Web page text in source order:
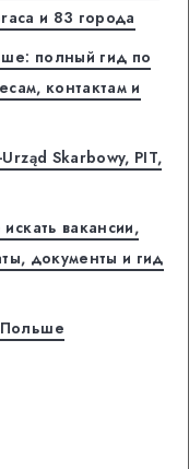
и 83 города
полный гид по
контактам и
Skarbowy, PIT,
вакансии,
документы и гид